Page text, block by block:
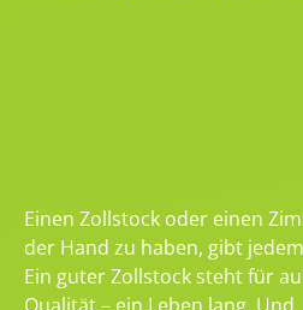
Einen Zollstock oder einen
der Hand zu haben, gibt
Ein guter Zollstock steht für